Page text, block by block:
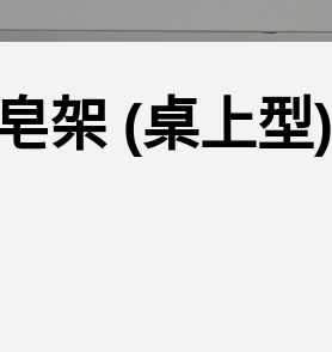
架 (桌上型)